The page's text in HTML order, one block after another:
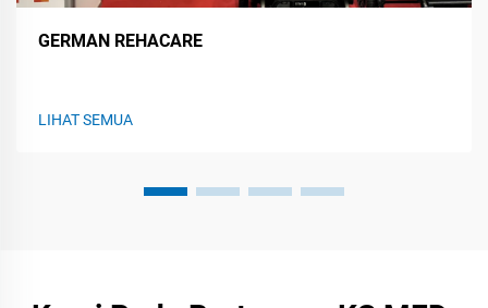
GERMAN REHACARE
LIHAT SEMUA